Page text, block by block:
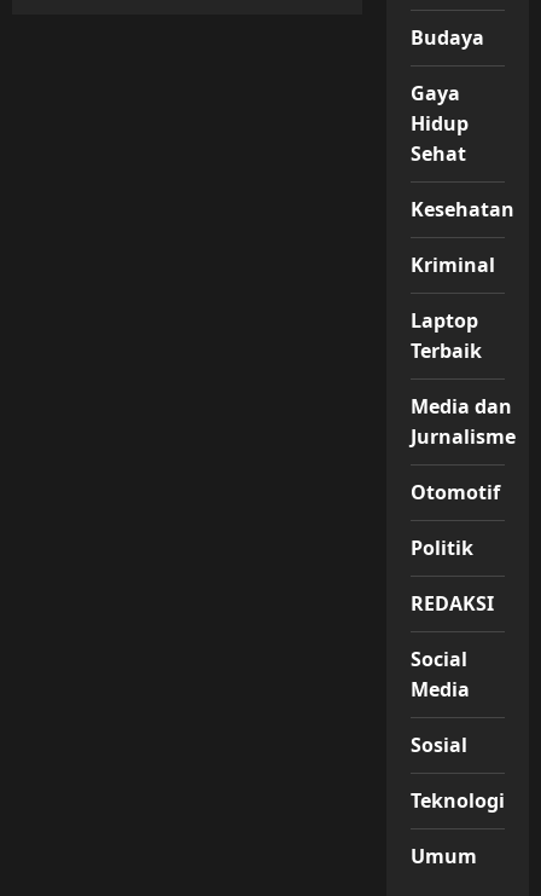
Budaya
Gaya
Hidup
Sehat
Kesehatan
Kriminal
Laptop
Terbaik
Media dan
Jurnalisme
Otomotif
Politik
REDAKSI
Social
Media
Sosial
Teknologi
Umum